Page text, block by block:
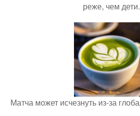
реже, чем дети.
Матча может исчезнуть из-за